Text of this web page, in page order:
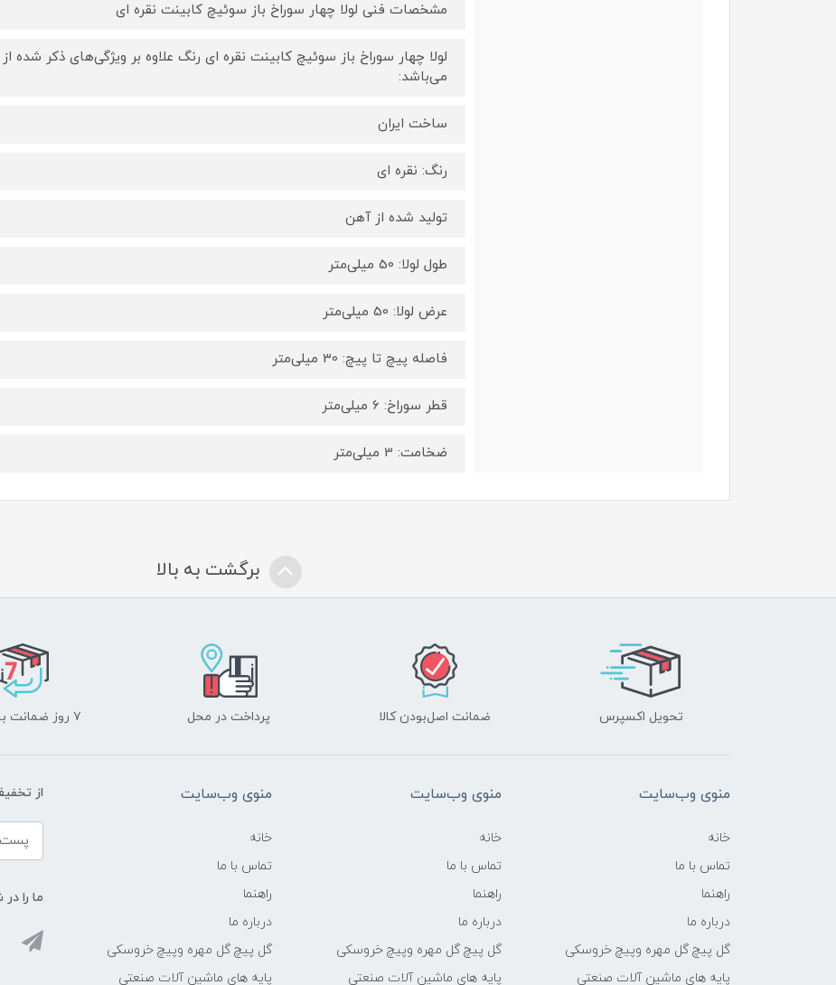
مشخصات فنی لولا چهار سوراخ باز سوئیچ کابینت نقره ای
لولا چهار سوراخ باز سوئیچ کابینت نقره ای رنگ علاوه بر ویژگی‌های ذکر شده
می‌باشد:
ساخت ایران
رنگ: نقره ای
تولید شده از آهن
طول لولا: 50 میلی‌متر
عرض لولا: 50 میلی‌متر
فاصله پیچ تا پیچ: 30 میلی‌متر
قطر سوراخ: 6 میلی‌متر
ضخامت: 3 میلی‌متر
برگشت به بالا
تحویل اکسپرس ضمانت اصل‌بودن کالا پرداخت در محل ۷ روز ضمانت بازگشت
منوی وب‌سایت
خانه
تماس با ما
راهنما
درباره ما
گل پیچ گل مهره وپیچ خروسکی
پایه های ماشین آلات صنعتی
منوی وب‌سایت
خانه
تماس با ما
راهنما
درباره ما
گل پیچ گل مهره وپیچ خروسکی
پایه های ماشین آلات صنعتی
منوی وب‌سایت
خانه
تماس با ما
راهنما
درباره ما
گل پیچ گل مهره وپیچ خروسکی
پایه های ماشین آلات صنعتی
از
ما را